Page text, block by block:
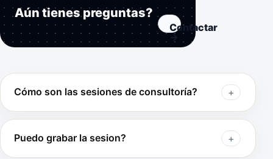
Aún tienes preguntas?
Contactar
→
Cómo son las sesiones de consultoría?
Puedo grabar la sesion?